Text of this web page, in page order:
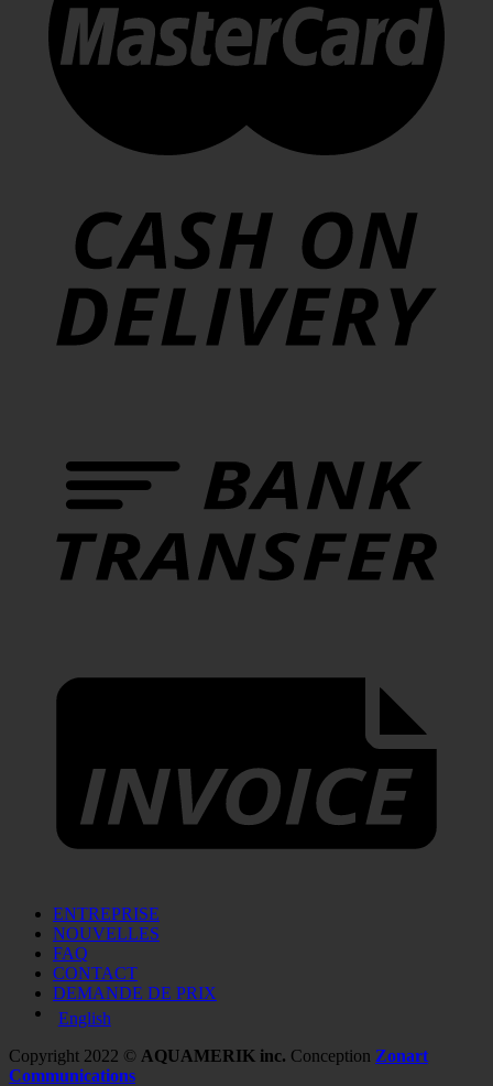
ENTREPRISE
NOUVELLES
FAQ
CONTACT
DEMANDE DE PRIX
English
Copyright 2022 © AQUAMERIK inc. Conception Zonart
Communications